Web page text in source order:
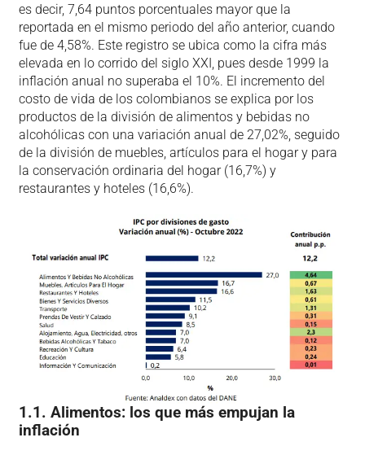
es decir, 7,64 puntos porcentuales mayor que la
reportada en el mismo periodo del año anterior, cuando
fue de 4,58%. Este registro se ubica como la cifra más
elevada en lo corrido del siglo XXI, pues desde 1999 la
inflación anual no superaba el 10%. El incremento del
costo de vida de los colombianos se explica por los
productos de la división de alimentos y bebidas no
alcohólicas con una variación anual de 27,02%, seguido
de la división de muebles, artículos para el hogar y para
la conservación ordinaria del hogar (16,7%) y
restaurantes y hoteles (16,6%).
1.1. Alimentos: los que más empujan la
inflación